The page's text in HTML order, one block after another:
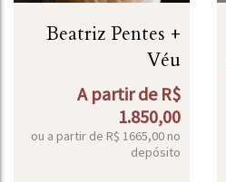
Beatriz Pentes +
Véu
A partir de R$
1.850,00
ou a partir de R$ 1665,00 no
depósito